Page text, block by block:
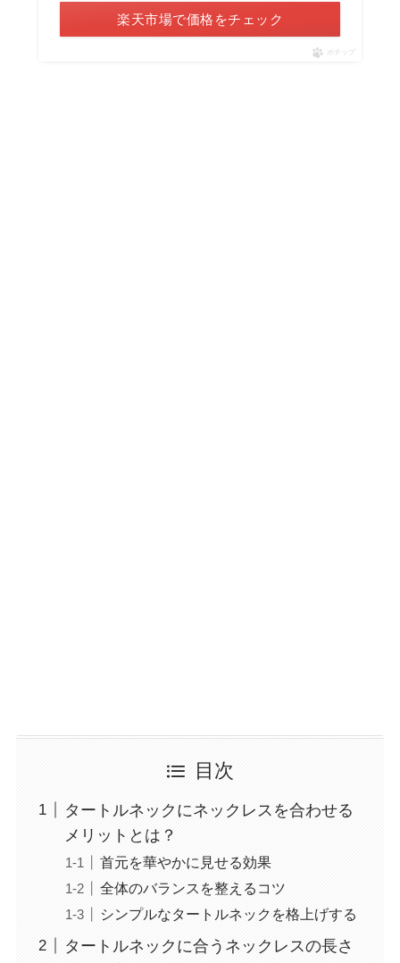
楽天市場で価格をチェック
ポチップ
目次
タートルネックにネックレスを合わせる
メリットとは？
首元を華やかに見せる効果
全体のバランスを整えるコツ
シンプルなタートルネックを格上げする
タートルネックに合うネックレスの長さ